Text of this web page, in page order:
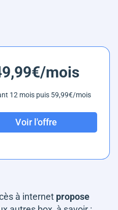
mois
12 mois puis 59,99€/mois
Voir l'offre
à internet propose